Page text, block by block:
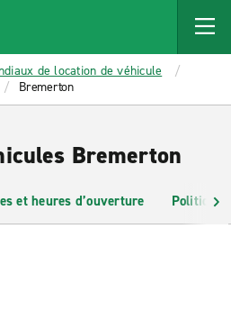
de location de véhicule
Bremerton
Bremerton
et heures d’ouverture Politiques